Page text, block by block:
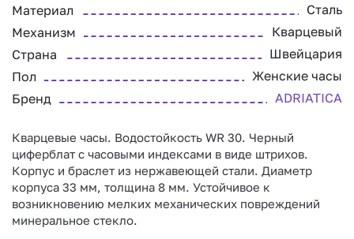
Материал
Сталь
Механизм
Кварцевый
Страна
Швейцария
Пол
Женские часы
Бренд
ADRIATICA
Кварцевые часы. Водостойкость WR 30. Черный
циферблат с часовыми индексами в виде штрихов.
Корпус и браслет из нержавеющей стали. Диаметр
корпуса 33 мм, толщина 8 мм. Устойчивое к
возникновению мелких механических повреждений
минеральное стекло.